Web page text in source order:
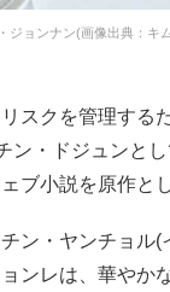
ョンナン(画像出典：キ
スクを管理する
ン・ドジュンと
ブ小説を原作と
ン・ヤンチョル(
ンレは、華やか